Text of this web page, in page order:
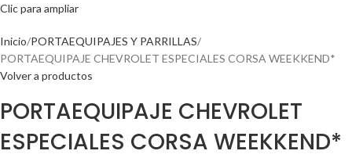
Clic para ampliar
Inicio PORTAEQUIPAJES Y PARRILLAS
PORTAEQUIPAJE CHEVROLET ESPECIALES CORSA WEEKKEND*
Volver a productos
PORTAEQUIPAJE CHEVROLET
ESPECIALES CORSA WEEKKEND*